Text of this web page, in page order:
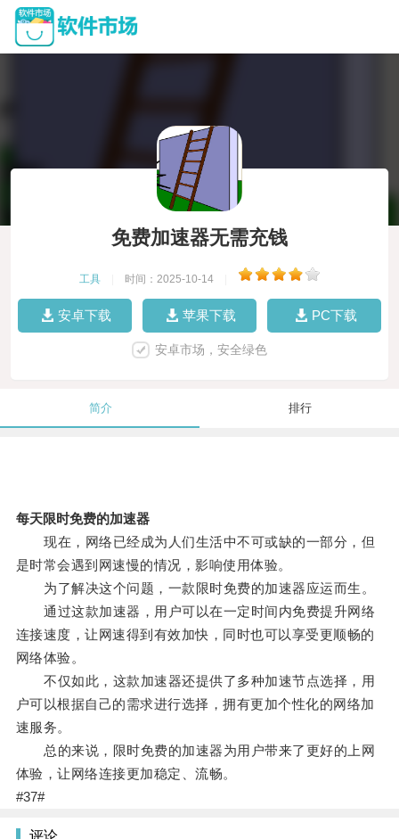
免费加速器无需充钱
工具 时间：2025-10-14
安卓下载 苹果下载 PC下载
安卓市场，安全绿色
简介 排行
每天限时免费的加速器
现在，网络已经成为人们生活中不可或缺的一部分，但
是时常会遇到网速慢的情况，影响使用体验。
为了解决这个问题，一款限时免费的加速器应运而生。
通过这款加速器，用户可以在一定时间内免费提升网络
连接速度，让网速得到有效加快，同时也可以享受更顺畅的
网络体验。
不仅如此，这款加速器还提供了多种加速节点选择，用
户可以根据自己的需求进行选择，拥有更加个性化的网络加
速服务。
总的来说，限时免费的加速器为用户带来了更好的上网
体验，让网络连接更加稳定、流畅。
#37#